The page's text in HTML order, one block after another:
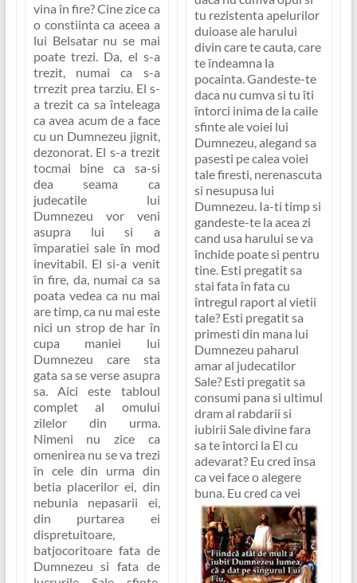
vina în fire? Cine zice ca
o constiinta ca aceea a
lui Belsatar nu se mai
poate trezi. Da, el s-a
trezit, numai ca s-a
trrezit prea tarziu. El s-
a trezit ca sa înteleaga
ca avea acum de a face
cu un Dumnezeu jignit,
dezonorat. El s-a trezit
tocmai bine ca sa-si
dea seama ca
judecatile lui
Dumnezeu vor veni
asupra lui si a
împaratiei sale în mod
inevitabil. El si-a venit
în fire, da, numai ca sa
poata vedea ca nu mai
are timp, ca nu mai este
nici un strop de har în
cupa maniei lui
Dumnezeu care sta
gata sa se verse asupra
sa. Aici este tabloul
complet al omului
zilelor din urma.
Nimeni nu zice ca
omenirea nu se va trezi
în cele din urma din
betia placerilor ei, din
nebunia nepasarii ei,
din purtarea ei
dispretuitoare,
batjocoritoare fata de
Dumnezeu si fata de
tu rezistenta apelurilor
duioase ale harului
divin care te cauta, care
te îndeamna la
pocainta. Gandeste-te
daca nu cumva si tu îti
întorci inima de la caile
sfinte ale voiei lui
Dumnezeu, alegand sa
pasesti pe calea voiei
tale firesti, nerenascuta
si nesupusa lui
Dumnezeu. Ia-ti timp si
gandeste-te la acea zi
cand usa harului se va
închide poate si pentru
tine. Esti pregatit sa
stai fata în fata cu
întregul raport al vietii
tale? Esti pregatit sa
primesti din mana lui
Dumnezeu paharul
amar al judecatilor
Sale? Esti pregatit sa
consumi pana si ultimul
dram al rabdarii si
iubirii Sale divine fara
sa te întorci la El cu
adevarat?Eu cred însa
ca vei face o alegere
buna. Eu cred ca vei